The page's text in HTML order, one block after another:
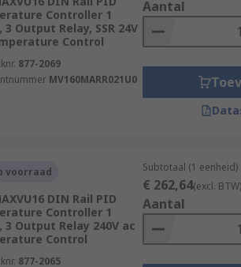
Controller 1
Output Relay, SSR 24V
Control
877-2069
MV160MARR021U0
Aantal
voorraad
DIN Rail PID
Controller 1
Output Relay 240V ac
Control
877-2065
Subtotaal (1 eenheid)
€ 262,64(excl. BTW)
Aantal